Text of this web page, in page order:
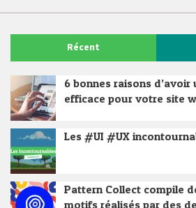
Récent
6 bonnes raisons d’avoir
efficace pour votre site
Les #UI #UX
Pattern Collect compile
motifs réalisés par des